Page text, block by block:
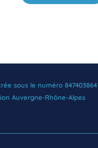
sous le numéro
Auvergne-Rhône-Alpes